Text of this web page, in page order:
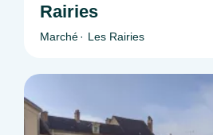
Rairies
Marché Les Rairies